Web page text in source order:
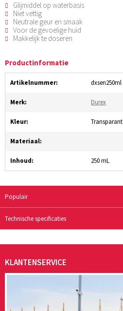
Glijmiddel op waterbasis
Niet vettig
Neutrale geur en smaak
Voor de gevoelige huid
Makkelijk te doseren
Productinformatie
Artikelnummer: dxsen250ml
Merk: Durex
Kleur: Transparant
Materiaal:
Inhoud: 250 mL
Populair
Technische specificaties
KLANTENSERVICE